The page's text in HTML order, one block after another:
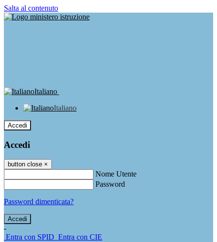
Salta al contenuto
Italiano
Italiano
Accedi
Accedi
button close ×
Nome Utente
Password
Password dimenticata?
-
Entra con SPID Entra con CIE